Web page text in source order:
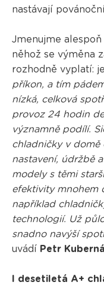
nastávají
Jmenujme
něhož se výměna
rozhodně vyplatí:
příkon, a tím
nízká, celková
provoz 24 hodin
významně podílí.
chladničky v domě
nastavení, údržbě
modely s těmi
efektivity mnohem
například
technologií. Už
snadno navýší
uvádí
Petr
I desetiletá A+